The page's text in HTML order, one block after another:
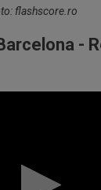
flashscore.ro
-